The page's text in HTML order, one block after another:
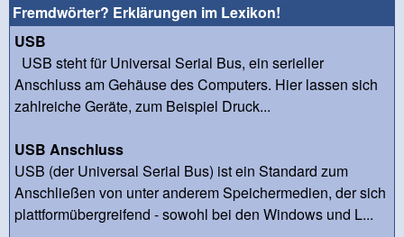
Fremdwörter? Erklärungen im Lexikon!
USB
USB steht für Universal Serial Bus, ein serieller
Anschluss am Gehäuse des Computers. Hier lassen sich
zahlreiche Geräte, zum Beispiel Druck...
USB Anschluss
USB (der Universal Serial Bus) ist ein Standard zum
Anschließen von unter anderem Speichermedien, der sich
plattformübergreifend - sowohl bei den Windows und L...